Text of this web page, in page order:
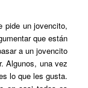
pide un jovencito,
que están
a un jovencito
Algunos, una vez
lo que les gusta.